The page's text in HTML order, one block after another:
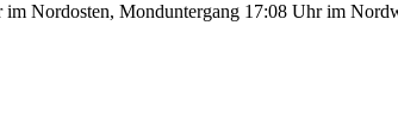
Nordosten, Monduntergang 17:08 Uhr im